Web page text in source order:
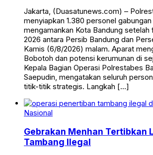
Jakarta, (Duasatunews.com) –
menyiapkan 1.380 personel
mengamankan Kota Bandung setelah
2026 antara Persib Bandung dan
Kamis (6/8/2026) malam. Aparat
Bobotoh dan potensi kerumunan di
Kepala Bagian Operasi Polrestabes
Saepudin, mengatakan seluruh
titik-titik strategis. Langkah […]
Nasional
Gebrakan Menhan Tertibkan
Tambang Ilegal